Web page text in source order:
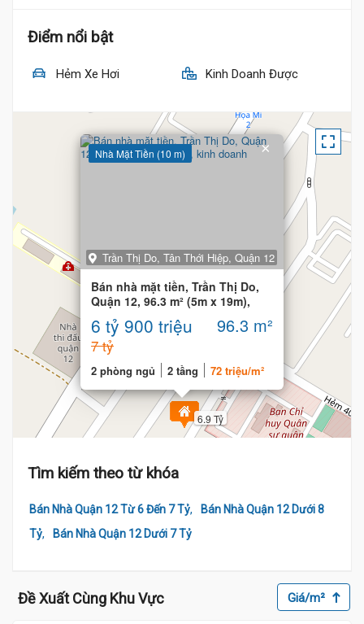
Điểm nổi bật
Hẻm Xe Hơi Kinh Doanh Được
6.9 Tỷ
Nhà Mặt Tiền (10 m)
Trần Thị Do, Tân Thới Hiệp, Quận 12
Bán nhà mặt tiền, Trần Thị Do,
Quận 12, 96.3 m² (5m x 19m),
kinh doanh
6 tỷ 900 triệu 96.3 m²
7 tỷ
2 phòng ngủ 2 tầng 72 triệu/m²
×
Tìm kiếm theo từ khóa
Bán Nhà Quận 12 Từ 6 Đến 7 Tỷ,
Bán Nhà Quận 12 Dưới 8
Tỷ, Bán Nhà Quận 12 Dưới 7 Tỷ
Đề Xuất Cùng Khu Vực Giá/m²